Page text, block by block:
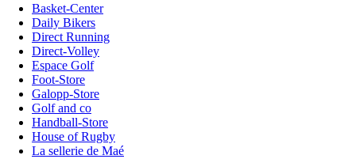
Basket-Center
Daily Bikers
Direct Running
Direct-Volley
Espace Golf
Foot-Store
Galopp-Store
Golf and co
Handball-Store
House of Rugby
La sellerie de Maé